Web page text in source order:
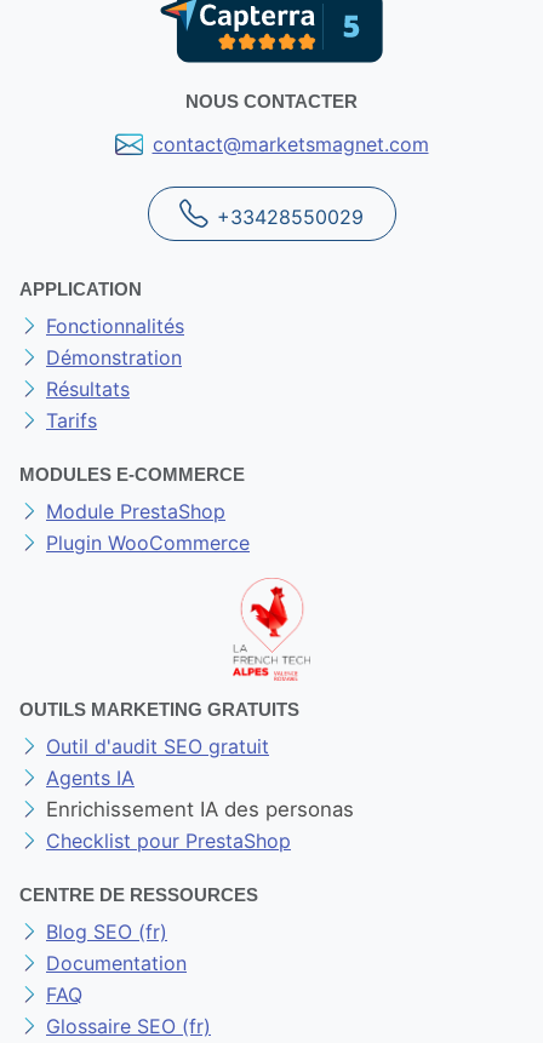
NOUS CONTACTER
contact@marketsmagnet.com
+33428550029
APPLICATION
Fonctionnalités
Démonstration
Résultats
Tarifs
MODULES E-COMMERCE
Module PrestaShop
Plugin WooCommerce
OUTILS MARKETING GRATUITS
Outil d'audit SEO gratuit
Agents IA
Enrichissement IA des personas
Checklist pour PrestaShop
CENTRE DE RESSOURCES
Blog SEO (fr)
Documentation
FAQ
Glossaire SEO (fr)